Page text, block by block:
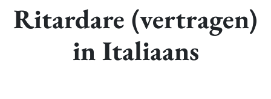
Ritardare (vertragen)
in Italiaans